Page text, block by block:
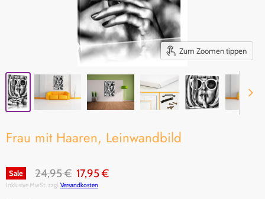
Zum Zoomen tippen
Frau mit Haaren, Leinwandbild
Sale Original Preis
24,95 € Aktueller Preis
17,95 €
Inklusive MwSt. zzgl.Versandkosten